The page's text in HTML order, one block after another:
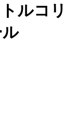
ルコリ